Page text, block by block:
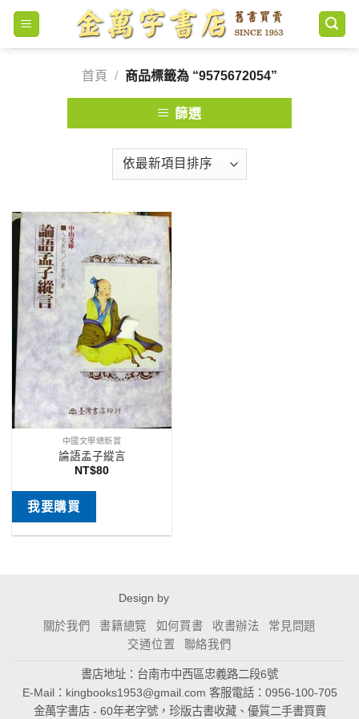
Skip
content
首頁
/ 商品標籤為 “9575672054”
篩選
中國文學總新賞
論語孟子縱言
NT$80
我要購買
Design by
關於我們 書籍總覽 如何買書 收書辦法
常見問題
交通位置
聯絡我們
書店地址：台南市中西區忠義路二段6號
E-Mail： kingbooks1953@gmail.com 客服電話：0956-100-705
金萬字書店 - 60年老字號，珍版古書收藏、優質二手書買賣